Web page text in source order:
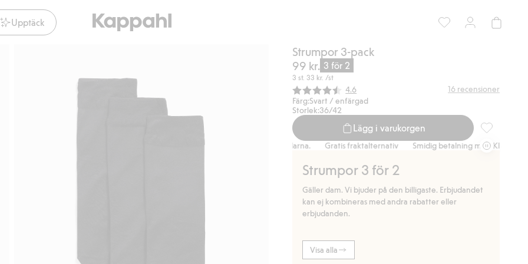
Upptäck
Strumpor 3-pack
99 kr. 3 för 2
3 st. 33 kr. /st
Snittbetyg:
4.6 16 recensioner
Färg:Svart / enfärgad
Storlek:36/42
Lägg i varukorgen
Strumpor
Smidig betalning med Klarna. Gratis fraktalternativ Smidig betalning med Klarna.
Strumpor 3 för 2
Gäller dam. Vi bjuder på den billigaste. Erbjudandet
kan ej kombineras med andra rabatter eller
erbjudanden.
Visa alla